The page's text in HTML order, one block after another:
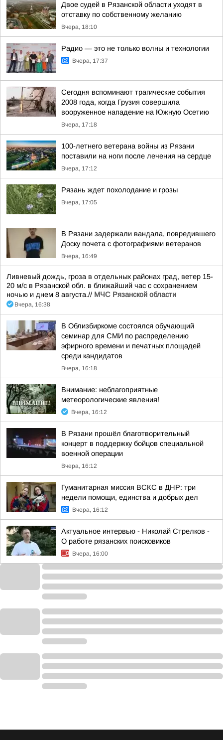
Двое судей в Рязанской области уходят в
отставку по собственному желанию
Вчера, 18:10
Радио — это не только волны и технологии
Вчера, 17:37
Сегодня вспоминают трагические события
2008 года, когда Грузия совершила
вооруженное нападение на Южную Осетию
Вчера, 17:18
100-летнего ветерана войны из Рязани
поставили на ноги после лечения на сердце
Вчера, 17:12
Рязань ждет похолодание и грозы
Вчера, 17:05
В Рязани задержали вандала, повредившего
Доску почета с фотографиями ветеранов
Вчера, 16:49
Ливневый дождь, гроза в отдельных районах град, ветер 15-
20 м/с в Рязанской обл. в ближайший час с сохранением
ночью и днем 8 августа.// МЧС Рязанской области
Вчера, 16:38
В Облизбиркоме состоялся обучающий
семинар для СМИ по распределению
эфирного времени и печатных площадей
среди кандидатов
Вчера, 16:18
Внимание: неблагоприятные
метеорологические явления!
Вчера, 16:12
В Рязани прошёл благотворительный
концерт в поддержку бойцов специальной
военной операции
Вчера, 16:12
Гуманитарная миссия ВСКС в ДНР: три
недели помощи, единства и добрых дел
Вчера, 16:12
Актуальное интервью - Николай Стрелков -
О работе рязанских поисковиков
Вчера, 16:00